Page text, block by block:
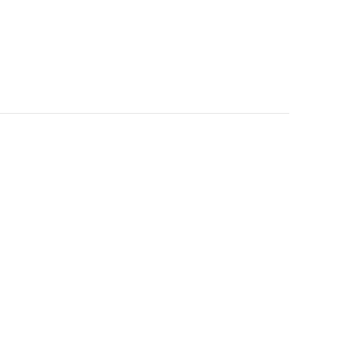
peuvent être choisies sur la page du produit